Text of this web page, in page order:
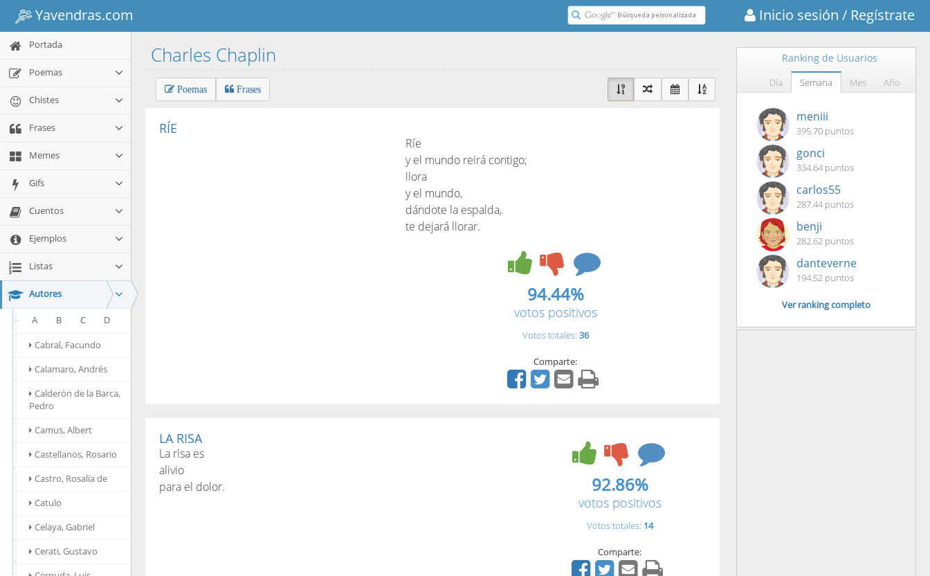
Yavendras.com Inicio sesión / Regístrate
Portada
Poemas
Chistes
Frases
Memes
Gifs
Cuentos
Ejemplos
Listas
Autores
A B C
D
Cabral, Facundo
Calamaro, Andrés
Calderón de la Barca,
Pedro
Camus, Albert
Castellanos, Rosario
Castro, Rosalía de
Catulo
Celaya, Gabriel
Cerati, Gustavo
Charles Chaplin
Poemas Frases
RÍE
Ríe
y el mundo reirá contigo;
llora
y el mundo,
dándote la espalda,
te dejará llorar.
94.44%
votos positivos
Votos totales: 36
Comparte:
LA RISA
La risa es
alivio
para el dolor.
92.86%
votos positivos
Votos totales: 14
Comparte:
Ranking de Usuarios
Día Semana Mes Año
meniii
395.70 puntos
gonci
334.64 puntos
carlos55
287.44 puntos
benji
282.62 puntos
danteverne
194.52 puntos
Ver ranking completo